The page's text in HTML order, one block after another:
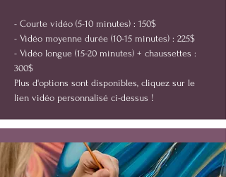
- Courte vidéo (5-10 minutes) : 150$
- Vidéo moyenne durée (10-15 minutes) : 225$
- Vidéo longue (15-20 minutes) + chaussettes :
300$
Plus d'options sont disponibles, cliquez sur le
lien vidéo personnalisé ci-dessus !